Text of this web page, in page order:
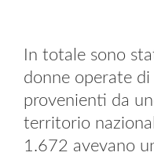
In totale sono
donne operate
provenienti da
territorio
1.672 avevano